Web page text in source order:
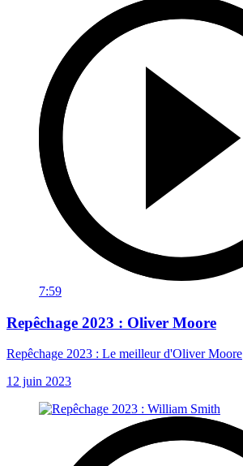
7:59
Repêchage 2023 : Oliver Moore
Repêchage 2023 : Le meilleur d'Oliver Moore
12 juin 2023